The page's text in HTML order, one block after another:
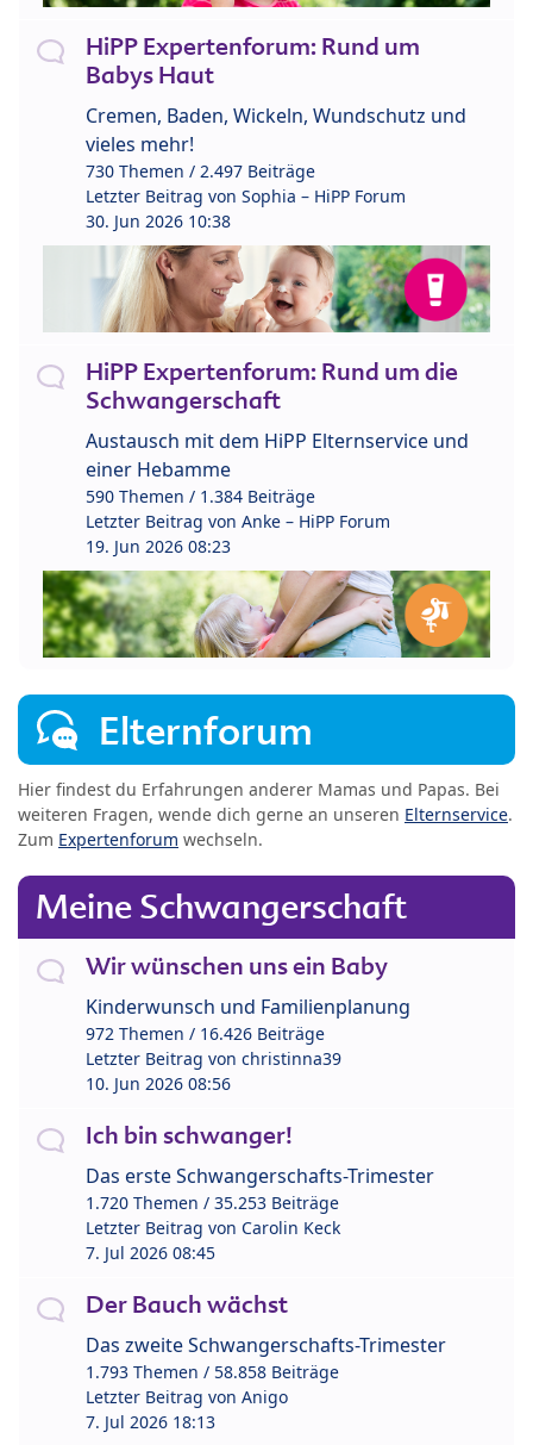
HiPP Expertenforum: Rund um
Babys Haut
Cremen, Baden, Wickeln, Wundschutz und
vieles mehr!
730 Themen / 2.497 Beiträge
Letzter Beitrag von Sophia – HiPP Forum
30. Jun 2026 10:38
HiPP Expertenforum: Rund um die
Schwangerschaft
Austausch mit dem HiPP Elternservice und
einer Hebamme
590 Themen / 1.384 Beiträge
Letzter Beitrag von Anke – HiPP Forum
19. Jun 2026 08:23
Elternforum
Hier findest du Erfahrungen anderer Mamas und Papas. Bei
weiteren Fragen, wende dich gerne an unseren Elternservice.
Zum Expertenforum wechseln.
Meine Schwangerschaft
Wir wünschen uns ein Baby
Kinderwunsch und Familienplanung
972 Themen / 16.426 Beiträge
Letzter Beitrag von christinna39
10. Jun 2026 08:56
Ich bin schwanger!
Das erste Schwangerschafts-Trimester
1.720 Themen / 35.253 Beiträge
Letzter Beitrag von Carolin Keck
7. Jul 2026 08:45
Der Bauch wächst
Das zweite Schwangerschafts-Trimester
1.793 Themen / 58.858 Beiträge
Letzter Beitrag von Anigo
7. Jul 2026 18:13